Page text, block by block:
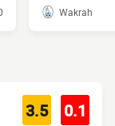
Wakrah
3.5 0.1